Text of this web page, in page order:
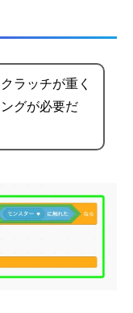
ラッチが重く
グが必要だ